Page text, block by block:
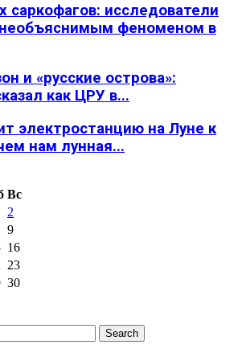
саркофагов: исследователи
необъяснимым феноменом в
и «русские острова»:
как ЦРУ в...
электростанцию на Луне к
нам лунная...
Вс
2
9
16
23
30
Search